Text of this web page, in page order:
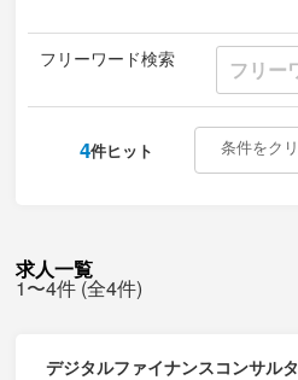
フリーワード検索
4件ヒット 条件をク
求人一覧
1〜4件 (全4件)
デジタルファイナンスコンサル